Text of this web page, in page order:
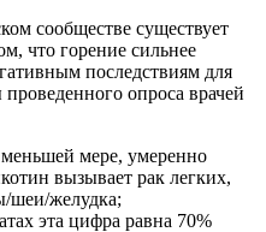
сообществе существует
что горение сильнее
последствиям для
проведенного опроса врачей
мере, умеренно
вызывает рак легких,
шеи/желудка;
эта цифра равна 70%